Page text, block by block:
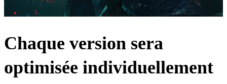
Chaque version sera
optimisée individuellement